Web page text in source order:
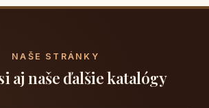
NAŠE STRÁNKY
aj naše ďalšie katalógy